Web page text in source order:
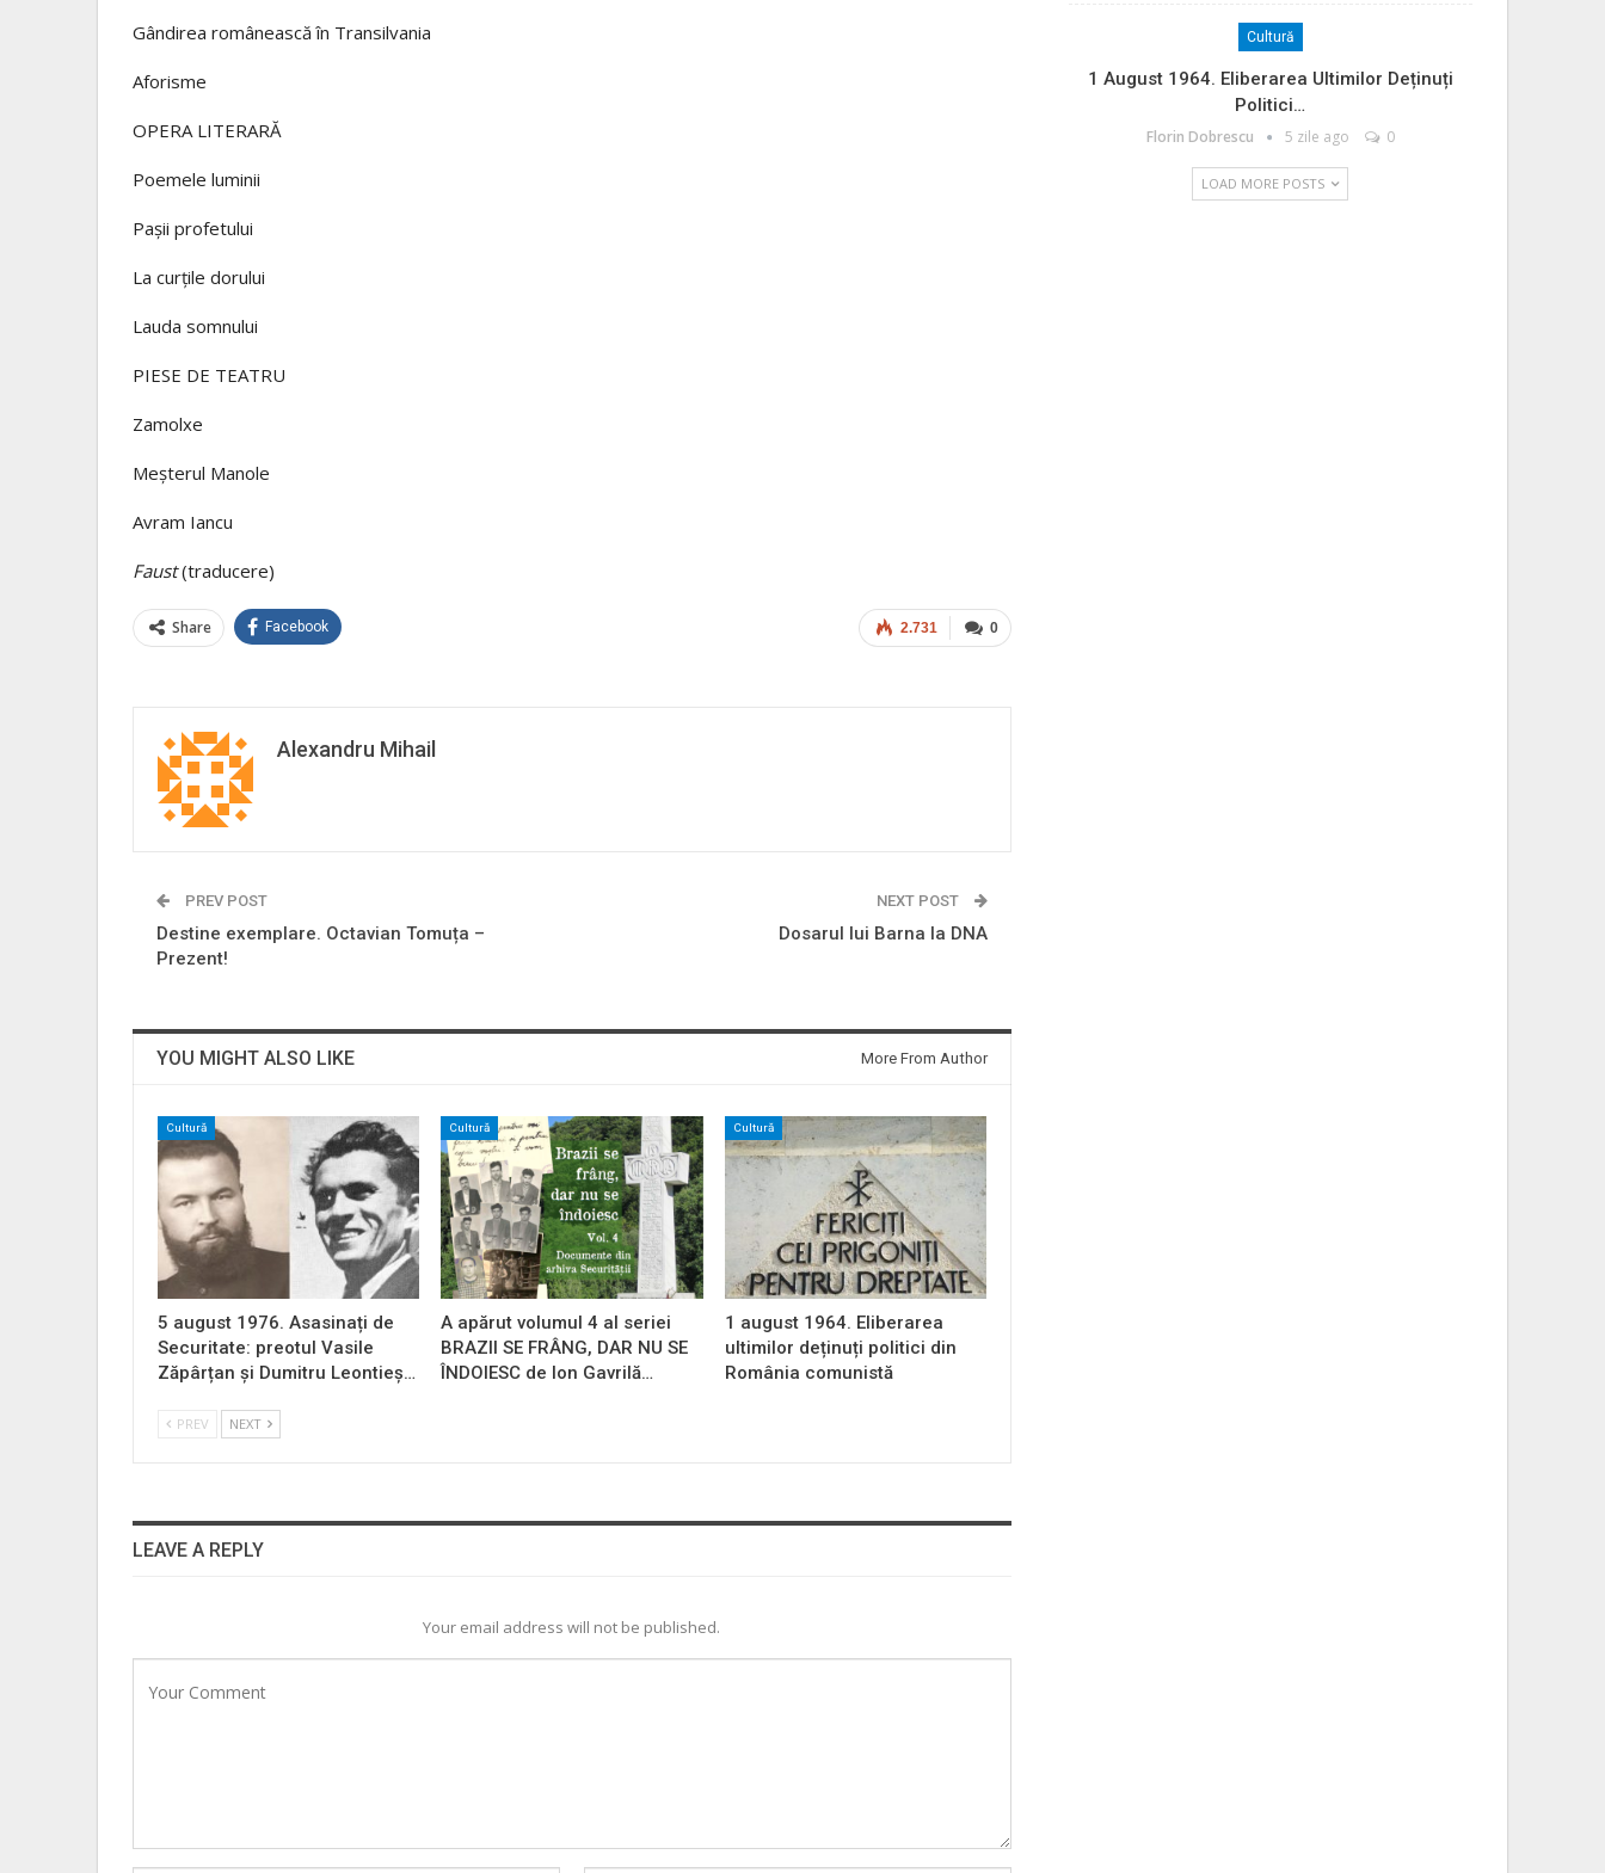
Gândirea românească în Transilvania
Aforisme
OPERA LITERARĂ
Poemele luminii
Paşii profetului
La curţile dorului
Lauda somnului
PIESE DE TEATRU
Zamolxe
Meşterul Manole
Avram Iancu
Faust(traducere)
0
2.731
Share Facebook
Alexandru Mihail
PREV POST
Destine exemplare. Octavian Tomuța –
Prezent!
NEXT POST
Dosarul lui Barna la DNA
YOU MIGHT ALSO LIKE More From Author
Cultură
5 august 1976. Asasinați de
Securitate: preotul Vasile
Zăpârțan și Dumitru Leontieș…
Cultură
A apărut volumul 4 al seriei
BRAZII SE FRÂNG, DAR NU SE
ÎNDOIESC de Ion Gavrilă…
Cultură
1 august 1964. Eliberarea
ultimilor deținuți politici din
România comunistă
PREV NEXT
LEAVE A REPLY
Your email address will not be published.
Cultură
1 August 1964. Eliberarea Ultimilor Deținuți
Politici…
Florin Dobrescu 5 zile ago 0
LOAD MORE POSTS